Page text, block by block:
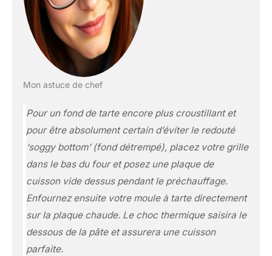
Mon astuce de chef
Pour un fond de tarte encore plus croustillant et
pour être absolument certain d’éviter le redouté
‘soggy bottom’ (fond détrempé), placez votre grille
dans le bas du four et posez une plaque de
cuisson vide dessus pendant le préchauffage.
Enfournez ensuite votre moule à tarte directement
sur la plaque chaude. Le choc thermique saisira le
dessous de la pâte et assurera une cuisson
parfaite.